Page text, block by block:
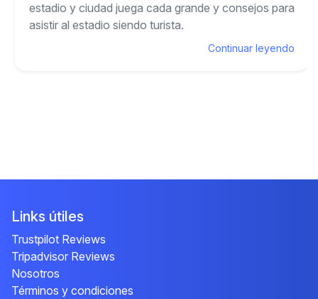
estadio y ciudad juega cada grande y consejos para
asistir al estadio siendo turista.
Continuar leyendo
Links útiles
Trustpilot Reviews
Tripadvisor Reviews
Nosotros
Términos y condiciones